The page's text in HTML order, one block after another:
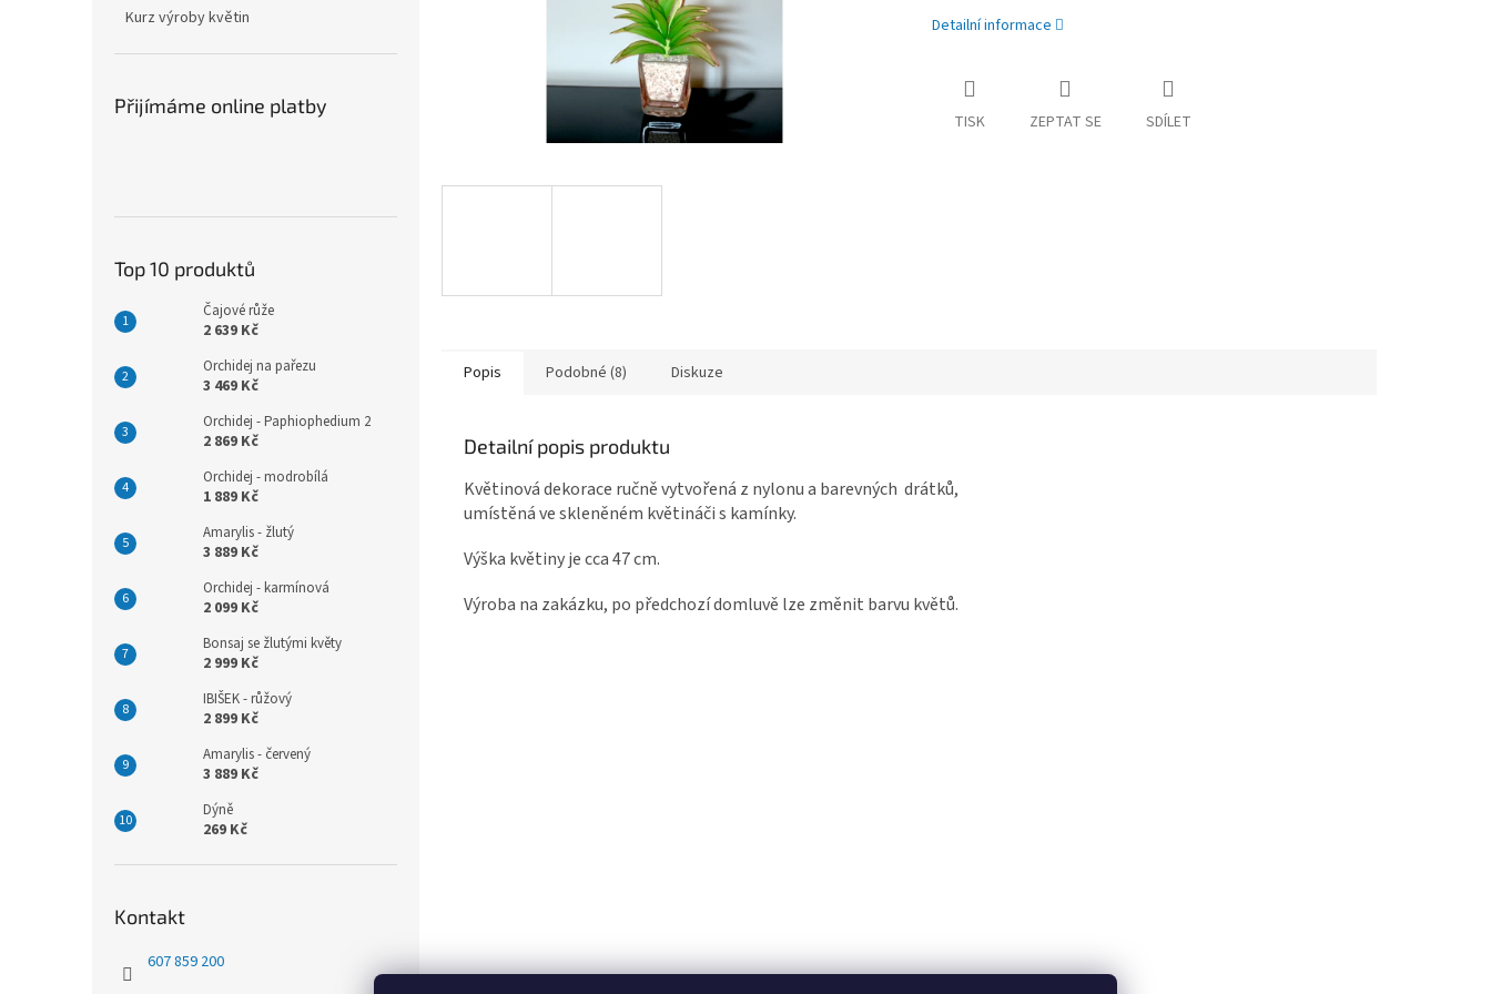
Kurz výroby květin
Přijímáme online platby
Top 10 produktů
Čajové růže
2 639 Kč
Orchidej na pařezu
3 469 Kč
Orchidej - Paphiophedium 2
2 869 Kč
Orchidej - modrobílá
1 889 Kč
Amarylis - žlutý
3 889 Kč
Orchidej - karmínová
2 099 Kč
Bonsaj se žlutými květy
2 999 Kč
IBIŠEK - růžový
2 899 Kč
Amarylis - červený
3 889 Kč
Dýně
269 Kč
Kontakt
607 859 200
Detailní informace
TISK ZEPTAT SE SDÍLET
Popis Podobné (8) Diskuze
Detailní popis produktu
Květinová dekorace ručně vytvořená z nylonu a barevných drátků,
umístěná ve skleněném květináči s kamínky.
Výška květiny je cca 47 cm.
Výroba na zakázku, po předchozí domluvě lze změnit barvu květů.